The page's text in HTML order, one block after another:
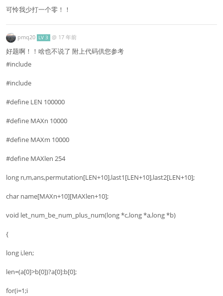
可怜我少打一个零！！
pmq20 LV 3 @ 17 年前
好题啊！！啥也不说了 附上代码供您参考
#include
#include
#define LEN 100000
#define MAXn 10000
#define MAXm 10000
#define MAXlen 254
long n,m,ans,permutation[LEN+10],last1[LEN+10],last2[LEN+10];
char name[MAXn+10][MAXlen+10];
void let_num_be_num_plus_num(long *c,long *a,long *b)
{
long i,len;
len=(a[0]>b[0])?a[0]:b[0];
for(i=1;i